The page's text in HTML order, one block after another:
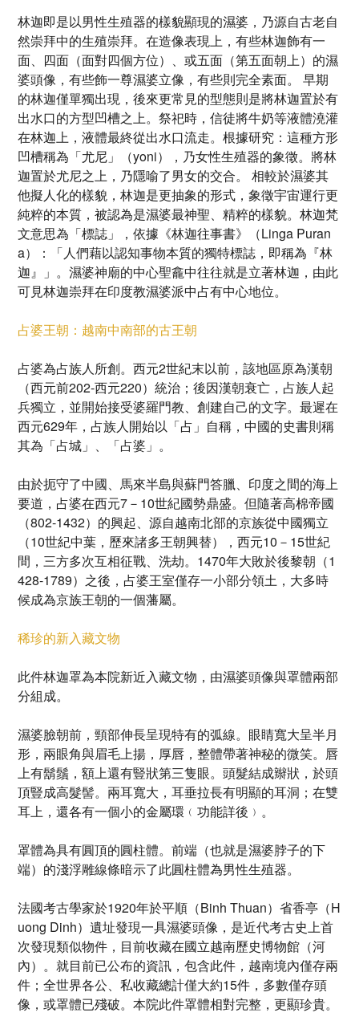
林迦即是以男性生殖器的樣貌顯現的濕婆，乃源自古老自
然崇拜中的生殖崇拜。在造像表現上，有些林迦飾有一
面、四面（面對四個方位）、或五面（第五面朝上）的濕
婆頭像，有些飾一尊濕婆立像，有些則完全素面。 早期
的林迦僅單獨出現，後來更常見的型態則是將林迦置於有
出水口的方型凹槽之上。祭祀時，信徒將牛奶等液體澆灌
在林迦上，液體最終從出水口流走。根據研究：這種方形
凹槽稱為「尤尼」（yoni），乃女性生殖器的象徵。將林
迦置於尤尼之上，乃隱喻了男女的交合。 相較於濕婆其
他擬人化的樣貌，林迦是更抽象的形式，象徵宇宙運行更
純粹的本質，被認為是濕婆最神聖、精粹的樣貌。林迦梵
文意思為「標誌」，依據《林迦往事書》（Linga Puran
a）：「人們藉以認知事物本質的獨特標誌，即稱為『林
迦』」。濕婆神廟的中心聖龕中往往就是立著林迦，由此
可見林迦崇拜在印度教濕婆派中占有中心地位。
占婆王朝：越南中南部的古王朝
占婆為占族人所創。西元2世紀末以前，該地區原為漢朝
（西元前202-西元220）統治；後因漢朝衰亡，占族人起
兵獨立，並開始接受婆羅門教、創建自己的文字。最遲在
西元629年，占族人開始以「占」自稱，中國的史書則稱
其為「占城」、「占婆」。
由於扼守了中國、馬來半島與蘇門答臘、印度之間的海上
要道，占婆在西元7－10世紀國勢鼎盛。但隨著高棉帝國
（802-1432）的興起、源自越南北部的京族從中國獨立
（10世紀中葉，歷來諸多王朝興替），西元10－15世紀
間，三方多次互相征戰、洗劫。1470年大敗於後黎朝（1
428-1789）之後，占婆王室僅存一小部分領土，大多時
候成為京族王朝的一個藩屬。
稀珍的新入藏文物
此件林迦罩為本院新近入藏文物，由濕婆頭像與罩體兩部
分組成。
濕婆臉朝前，頸部伸長呈現特有的弧線。眼睛寬大呈半月
形，兩眼角與眉毛上揚，厚唇，整體帶著神秘的微笑。唇
上有鬍鬚，額上還有豎狀第三隻眼。頭髮結成辮狀，於頭
頂豎成高髮髻。兩耳寬大，耳垂拉長有明顯的耳洞；在雙
耳上，還各有一個小的金屬環﹙功能詳後﹚。
罩體為具有圓頂的圓柱體。前端（也就是濕婆脖子的下
端）的淺浮雕線條暗示了此圓柱體為男性生殖器。
法國考古學家於1920年於平順（Binh Thuan）省香亭（H
uong Dinh）遺址發現一具濕婆頭像，是近代考古史上首
次發現類似物件，目前收藏在國立越南歷史博物館（河
內）。就目前已公布的資訊，包含此件，越南境內僅存兩
件；全世界各公、私收藏總計僅大約15件，多數僅存頭
像，或罩體已殘破。本院此件罩體相對完整，更顯珍貴。